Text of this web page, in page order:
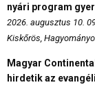
nyári program
2026. augusztus 10.
Kiskőrös,
Magyar
hirdetik az